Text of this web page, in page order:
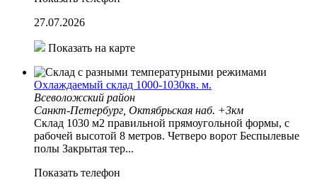
27.07.2026
Показать на карте
Охлаждаемый склад 1000-1030кв. м.
Всеволожский район
Санкт-Петербург, Октябрьская наб. +3км
Cклад 1030 м2 правильной прямоугольной формы, с
рабочей высотой 8 метров. Четверо ворот Беспылевые
полы Закрытая тер...
Показать телефон